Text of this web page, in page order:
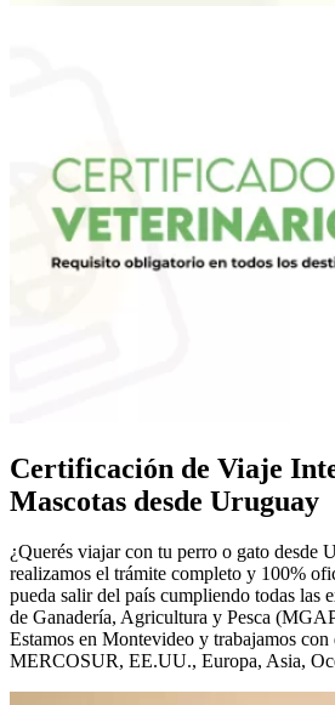
Certificación de Viaje
Mascotas desde Uruguay
¿Querés viajar con tu perro o gato desde
realizamos el trámite completo y 100%
pueda salir del país cumpliendo todas las
de Ganadería, Agricultura y Pesca
Estamos en Montevideo y trabajamos con
MERCOSUR, EE.UU., Europa, Asia,